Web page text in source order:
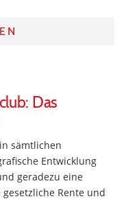
Das
sämtlichen
Entwicklung
geradezu eine
Rente und